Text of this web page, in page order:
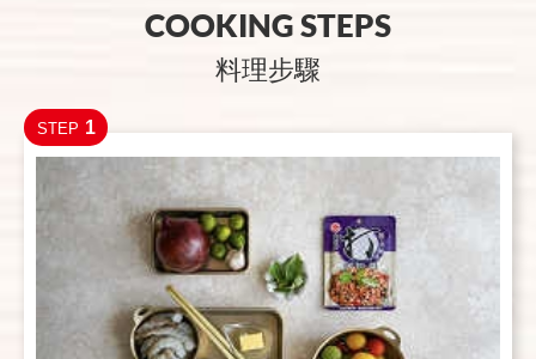
COOKING STEPS
料理步驟
STEP 1